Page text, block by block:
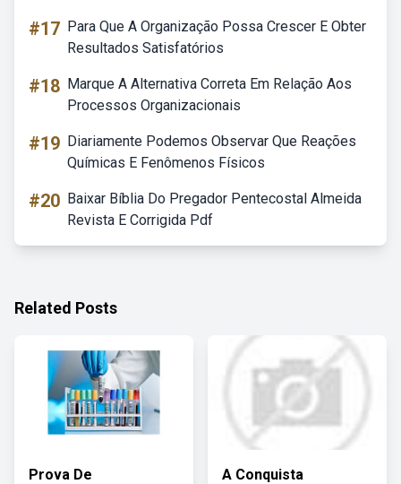
#17 Para Que A Organização Possa Crescer E Obter
Resultados Satisfatórios
#18 Marque A Alternativa Correta Em Relação Aos
Processos Organizacionais
#19 Diariamente Podemos Observar Que Reações
Químicas E Fenômenos Físicos
#20 Baixar Bíblia Do Pregador Pentecostal Almeida
Revista E Corrigida Pdf
Related Posts
Prova De
A Conquista